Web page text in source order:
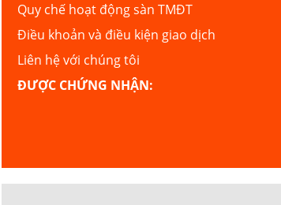
Quy chế hoạt động sàn TMĐT
Điều khoản và điều kiện giao dịch
Liên hệ với chúng tôi
ĐƯỢC CHỨNG NHẬN: